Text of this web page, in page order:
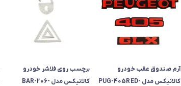
آرم صندوق عقب خودرو
کالانیکس مدل PUG-405RED-
برچسب روی فلاشر خودرو
کالانیکس مدل BAR-206-